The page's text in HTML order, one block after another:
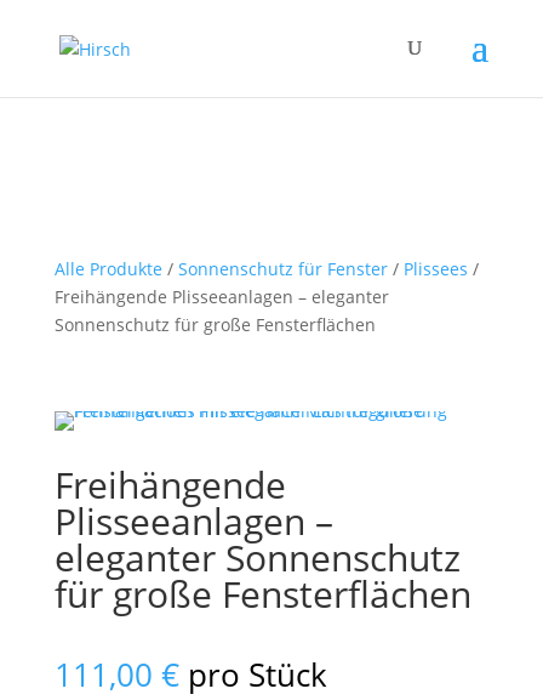
Alle Produkte / Sonnenschutz für Fenster/ Plissees /
Freihängende Plisseeanlagen – eleganter
Sonnenschutz für große Fensterflächen
Freihängende
Plisseeanlagen –
eleganter Sonnenschutz
für große Fensterflächen
111,00 € pro Stück